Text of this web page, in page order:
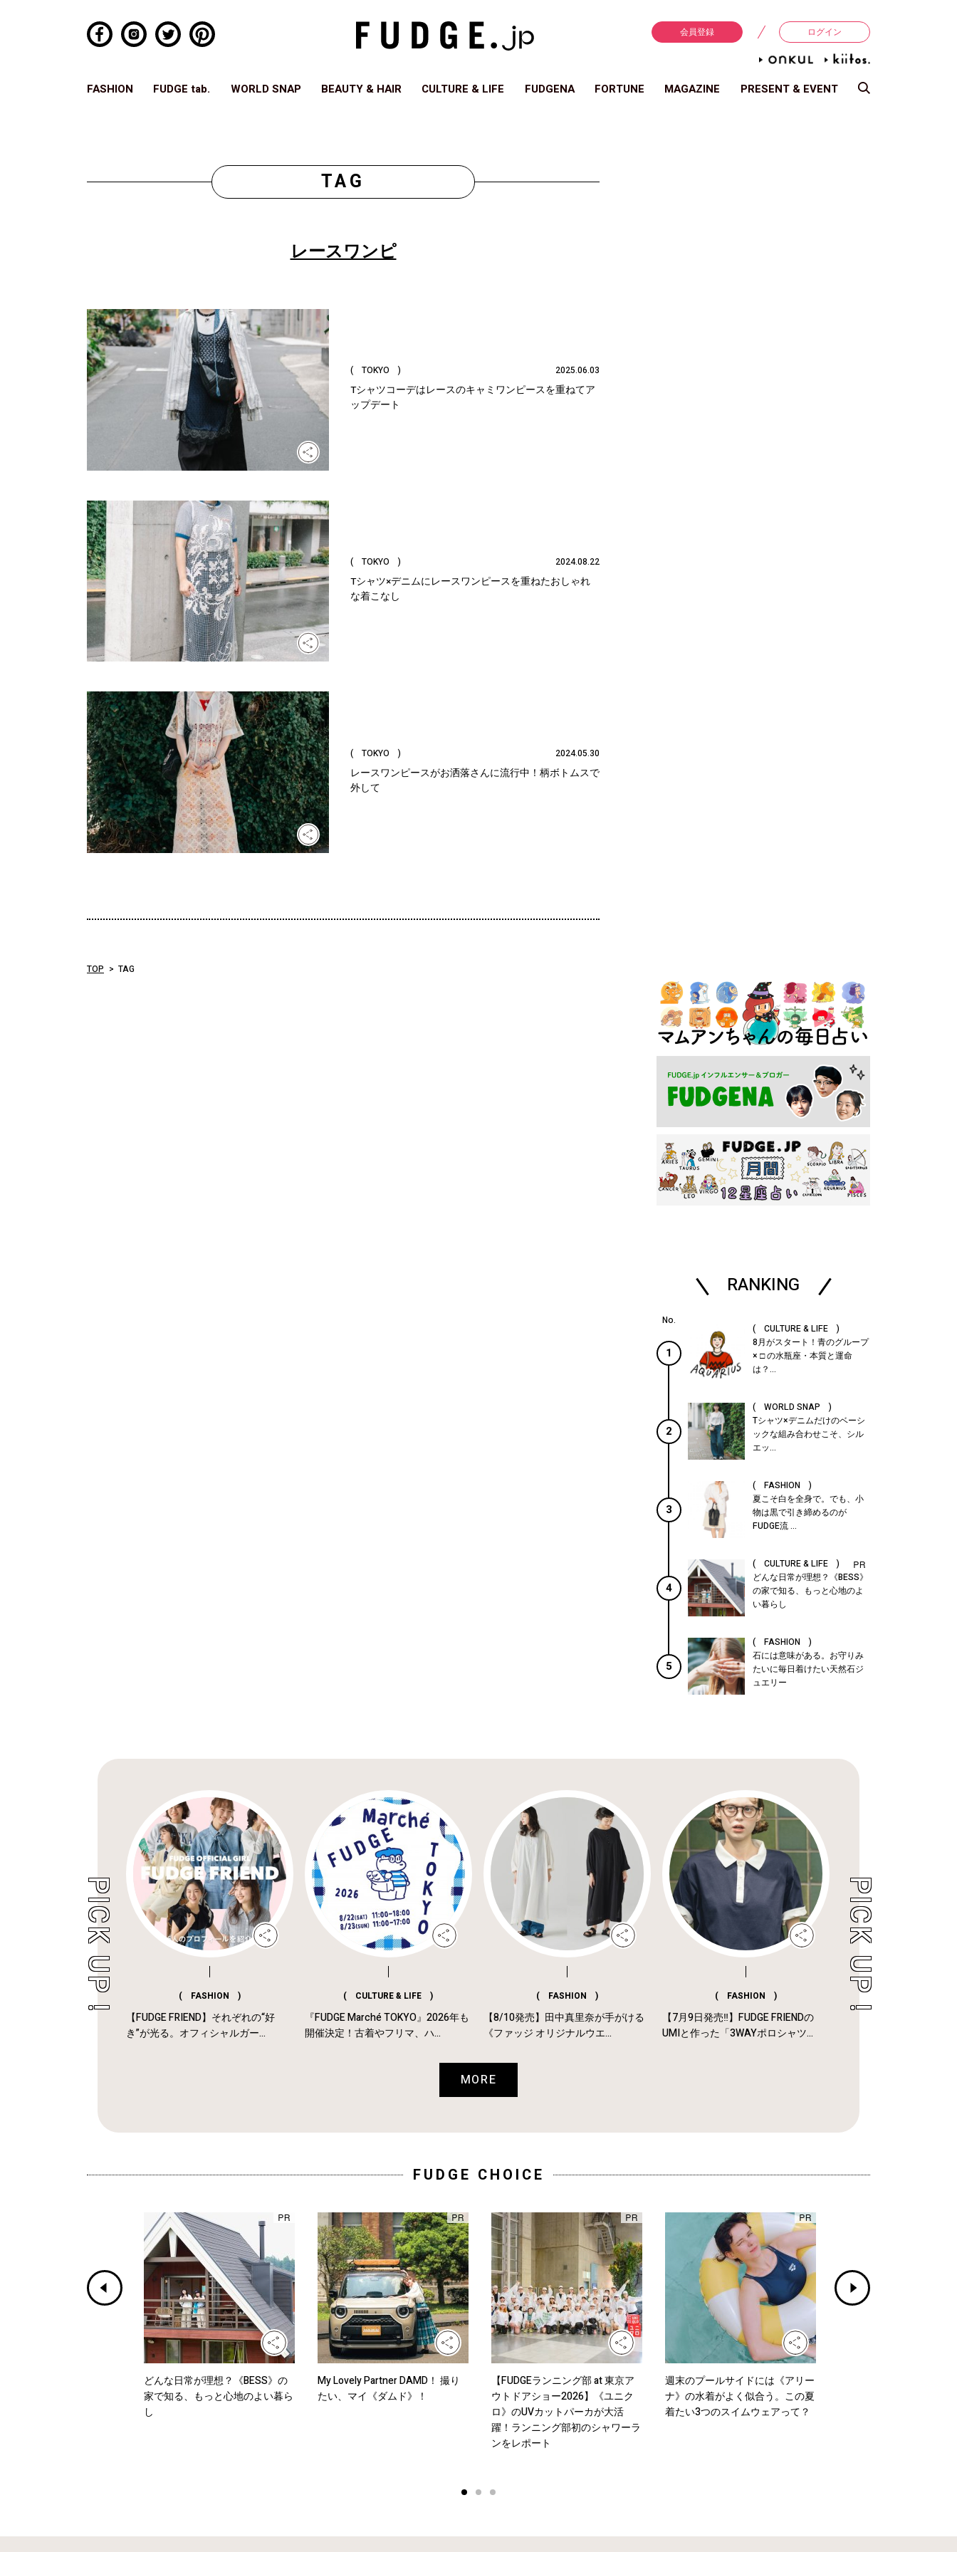
会員登録 ログイン
FASHION FUDGE tab. WORLD SNAP BEAUTY & HAIR CULTURE & LIFE FUDGENA FORTUNE MAGAZINE PRESENT & EVENT
TAG
レースワンピ
( TOKYO ) 2025.06.03
Tシャツコーデはレースのキャミワンピースを重ねてア
ップデート
( TOKYO ) 2024.08.22
Tシャツ×デニムにレースワンピースを重ねたおしゃれ
な着こなし
( TOKYO ) 2024.05.30
レースワンピースがお洒落さんに流行中！柄ボトムスで
外して
TOP TAG
RANKING
1
( CULTURE & LIFE )
8月がスタート！青のグループ
× □ の水瓶座・本質と運命
は？...
2
( WORLD SNAP )
Tシャツ×デニムだけのベーシ
ックな組み合わせこそ、シル
エッ...
3
( FASHION )
夏こそ白を全身で。でも、小
物は黒で引き締めるのが
FUDGE流 ...
4
( CULTURE & LIFE )
どんな日常が理想？《BESS》
の家で知る、もっと心地のよ
い暮らし
5
( FASHION )
石には意味がある。お守りみ
たいに毎日着けたい天然石ジ
ュエリー
( FASHION )
【FUDGE FRIEND】それぞれの“好
き”が光る。オフィシャルガー...
( CULTURE & LIFE )
『FUDGE Marché TOKYO』2026年も
開催決定！古着やフリマ、ハ...
( FASHION )
【8/10発売】田中真里奈が手がける
《ファッジ オリジナルウエ...
( FASHION )
【7月9日発売‼︎】FUDGE FRIENDの
UMIと作った「3WAYポロシャツ...
MORE
FUDGE CHOICE
どんな日常が理想？《BESS》の
家で知る、もっと心地のよい暮ら
し
My Lovely Partner DAMD！ 撮り
たい、マイ《ダムド》！
【FUDGEランニング部 at 東京ア
ウトドアショー2026】《ユニク
ロ》のUVカットパーカが大活
躍！ランニング部初のシャワーラ
ンをレポート
週末のプールサイドには《アリー
ナ》の水着がよく似合う。この夏
着たい3つのスイムウェアって？